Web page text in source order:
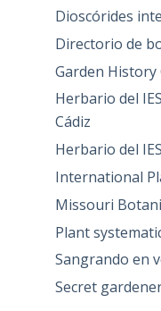
Dioscórides
Directorio de
Garden History
Herbario del
Cádiz
Herbario del
International
Missouri
Plant
Sangrando en
Secret